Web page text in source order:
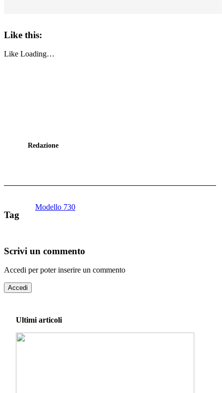
Like this:
Like Loading…
Redazione
Tag
Modello 730
Scrivi un commento
Accedi per poter inserire un commento
Accedi
Ultimi articoli